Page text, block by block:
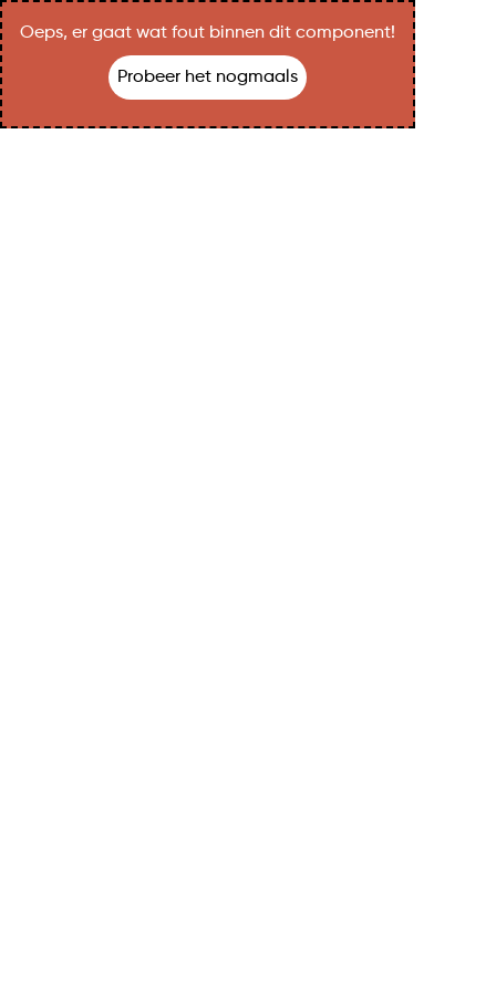
Oeps, er gaat wat fout binnen dit component!
Probeer het nogmaals